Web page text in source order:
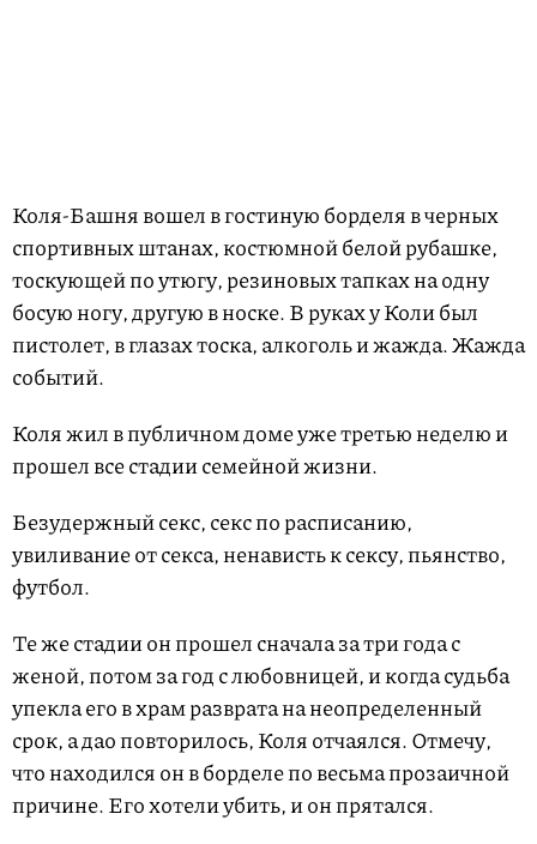
Коля-Башня вошел в гостиную борделя в черных
спортивных штанах, костюмной белой рубашке,
тоскующей по утюгу, резиновых тапках на одну
босую ногу, другую в носке. В руках у Коли был
пистолет, в глазах тоска, алкоголь и жажда. Жажда
событий.
Коля жил в публичном доме уже третью неделю и
прошел все стадии семейной жизни.
Безудержный секс, секс по расписанию,
увиливание от секса, ненависть к сексу, пьянство,
футбол.
Те же стадии он прошел сначала за три года с
женой, потом за год с любовницей, и когда судьба
упекла его в храм разврата на неопределенный
срок, а дао повторилось, Коля отчаялся. Отмечу,
что находился он в борделе по весьма прозаичной
причине. Его хотели убить, и он прятался.